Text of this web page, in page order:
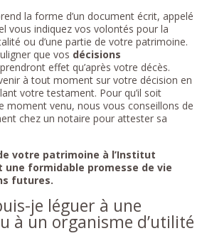
la forme d’un document écrit, appelé
vous indiquez vos volontés pour la
ou d’une partie de votre patrimoine.
que vos décisions
effet qu’après votre décès.
à tout moment sur votre décision en
votre testament. Pour qu’il soit
moment venu, nous vous conseillons de
chez un notaire pour attester sa
votre patrimoine à l’Institut
une formidable promesse de vie
futures.
je léguer à une
à un organisme d’utilité